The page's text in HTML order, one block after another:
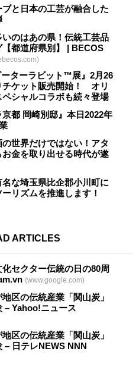
と日本の工芸が融合した
いのはあの県！伝統工芸品
都道府県別】 | BECOS
ーターラビット™展』2月26
チケット販売開始！ オリ
シャルコラボも続々登場
京都 岡崎別邸』本日2022年
世界だけではない！アタ
金を取り出せる時代が遂
な埼玉県比企郡小川町に
リズムを推進します！
ARTICLES
化セクター伝統の日の80周
(www.google.com)
地区の伝統産業 「関山炭」
– Yahoo!ニュース
地区の伝統産業 「関山炭」
– 日テレNEWS NNN